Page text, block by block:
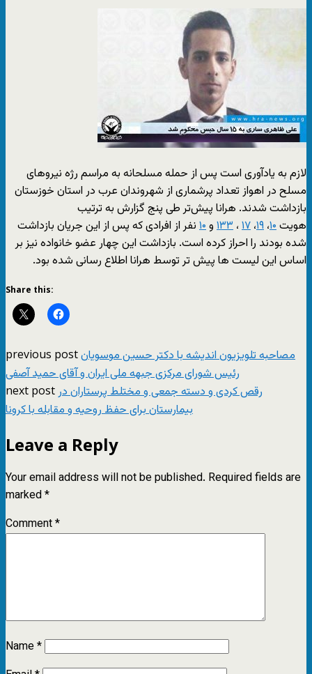
لازم به یادآوری است پس از حمله مسلحانه به مراسم رژه نیروهای
مسلح در اهواز تعداد پرشماری از شهروندان عرب در استان خوزستان
بازداشت شدند. هرانا پیش‌تر طی پنج گزارش به ترتیب
هویت۱۰، ۱۹، ۱۷، ۱۳۳ و۱۰ نفر از افرادی که پس از این جریان بازداشت
شده بودند را احراز کرده است. بازداشت این چهار عضو خانواده نیز بر
اساس این لیست ها پیش تر توسط هرانا اطلاع رسانی شده بود.
Share this:
previous postمصاحبه تلویزیون اندیشه با دکتر حسین موسویان
رئیس شورای مرکزی جبهه ملی ایران و آقای حمید آصفی
next post رقص کردی و دسته جمعی و مختلط پرستاران در
بیمارستان برای حفظ روحیه و مقابله با کرونا
Leave a Reply
Your email address will not be published. Required fields are
marked*
Comment*
Name*